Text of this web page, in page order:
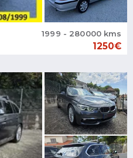
1999 - 280000 kms
1250€